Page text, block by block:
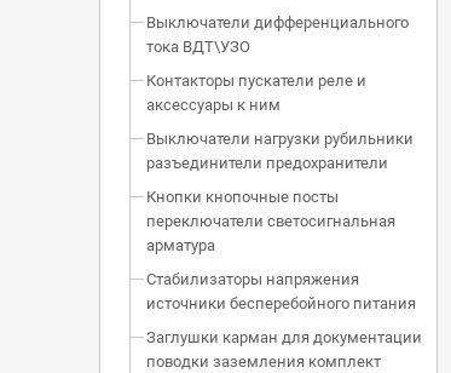
Выключатели дифференциального
тока ВДТ\УЗО
Контакторы пускатели реле и
аксессуары к ним
Выключатели нагрузки рубильники
разъединители предохранители
Кнопки кнопочные посты
переключатели светосигнальная
арматура
Стабилизаторы напряжения
источники бесперебойного питания
Заглушки карман для документации
поводки заземления комплект